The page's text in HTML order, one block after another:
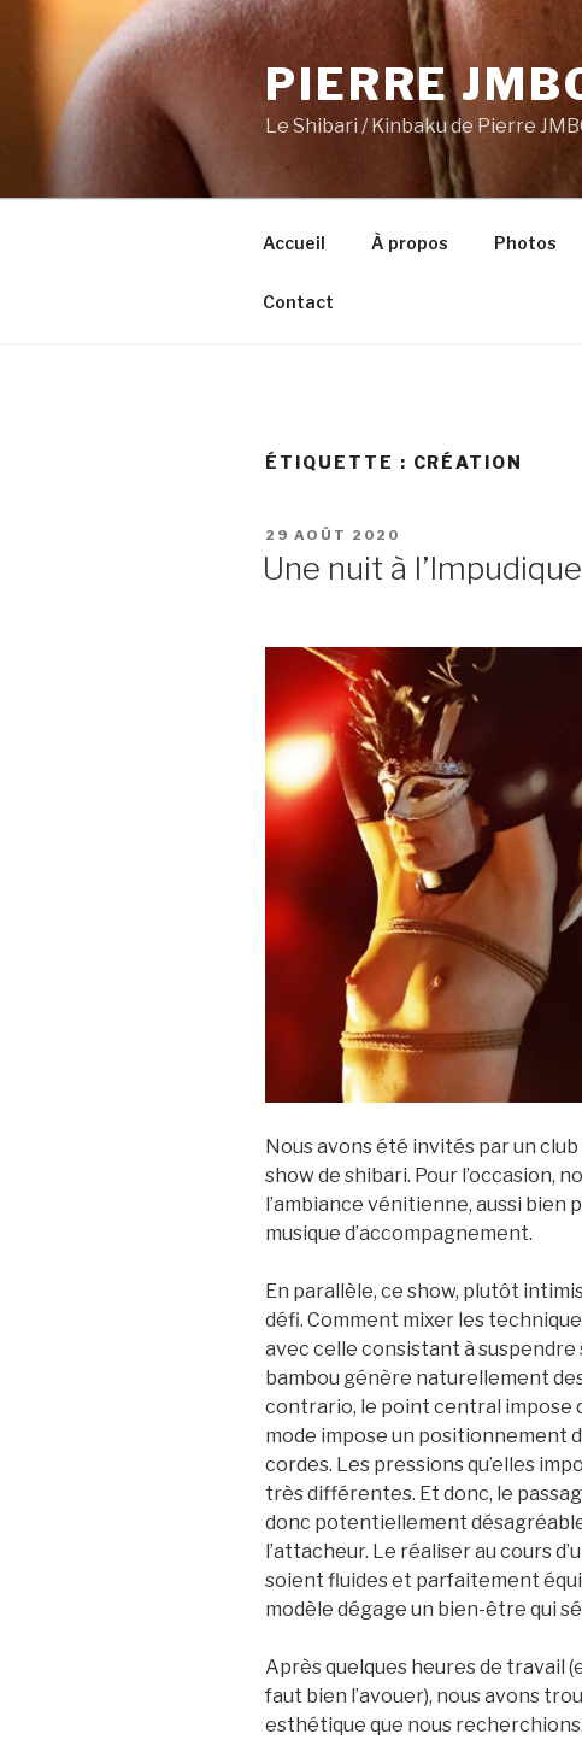
principal
PIERRE
Le Shibari / Kinbaku de Pierre
Accueil À propos Photos
Contact
ÉTIQUETTE : CRÉATION
PUBLIÉ
29 AOÛT 2020
Une nuit à l’Impudique
Nous avons été invités par un
show de shibari. Pour l’occasion,
l’ambiance vénitienne, aussi bien
musique d’accompagnement.
En parallèle, ce show, plutôt
défi. Comment mixer les
avec celle consistant à
bambou génère naturellement
contrario, le point central impose
mode impose un positionnement
cordes. Les pressions qu’elles
très différentes. Et donc, le
donc potentiellement
l’attacheur. Le réaliser au cours
soient fluides et parfaitement
modèle dégage un bien-être qui
Après quelques heures de travail
faut bien l’avouer), nous avons
esthétique que nous